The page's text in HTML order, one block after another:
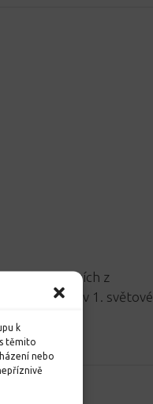
k
těmito
nebo
o vojácích z
Lanškrounska v 1. světové
3. 2026